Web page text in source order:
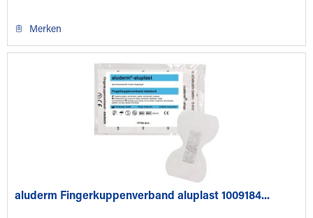
Merken
aluderm Fingerkuppenverband aluplast 1009184...